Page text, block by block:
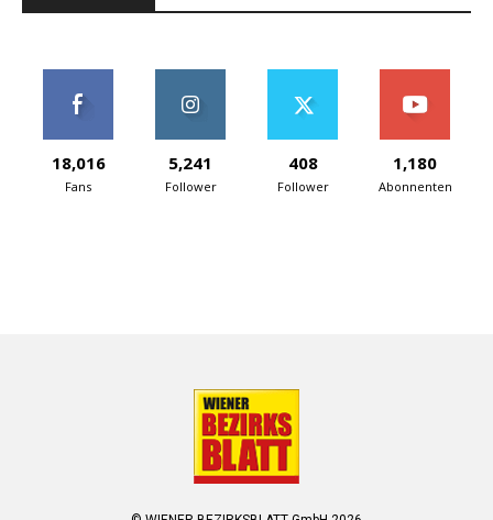
18,016
Fans
5,241
Follower
408
Follower
1,180
Abonnenten